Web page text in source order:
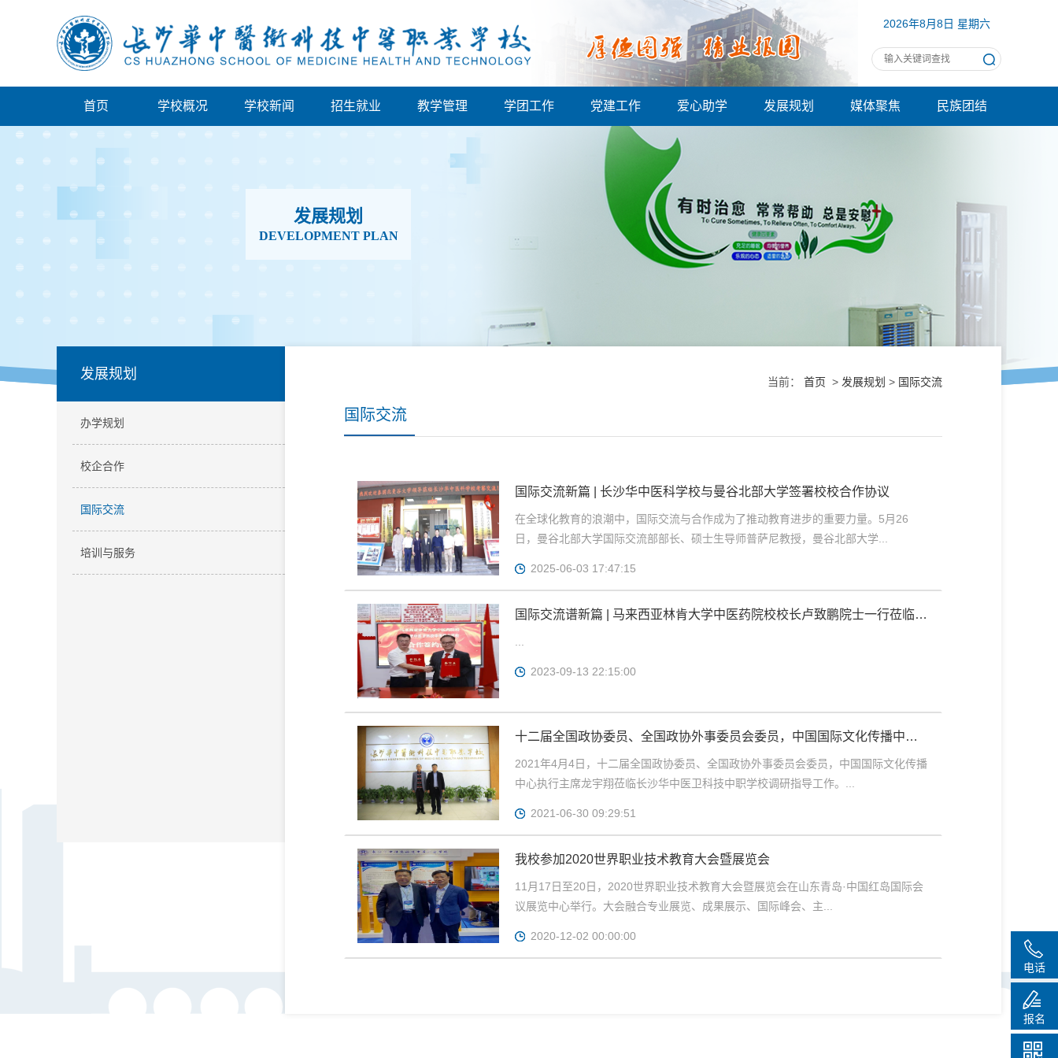
2026年8月8日 星期六
首页 学校概况 学校新闻 招生就业 教学管理 学团工作 党建工作 爱心助学 发展规划 媒体聚焦 民族团结
发展规划
DEVELOPMENT PLAN
发展规划
办学规划
校企合作
国际交流
培训与服务
当前： 首页 > 发展规划 > 国际交流
国际交流
国际交流新篇 | 长沙华中医科学校与曼谷北部大学签署校校合作协议
在全球化教育的浪潮中，国际交流与合作成为了推动教育进步的重要力量。5月26
日，曼谷北部大学国际交流部部长、硕士生导师普萨尼教授，曼谷北部大学...
2025-06-03 17:47:15
国际交流谱新篇 | 马来西亚林肯大学中医药院校校长卢致鹏院士一行莅临我
2023-09-13 22:15:00
十二届全国政协委员、全国政协外事委员会委员，中国国际文化传播中心
执行主席龙宇翔莅临我校调研指导工作！
2021年4月4日，十二届全国政协委员、全国政协外事委员会委员，中国国际文化传播
中心执行主席龙宇翔莅临长沙华中医卫科技中职学校调研指导工作。...
2021-06-30 09:29:51
我校参加2020世界职业技术教育大会暨展览会
11月17日至20日，2020世界职业技术教育大会暨展览会在山东青岛·中国红岛国际会
议展览中心举行。大会融合专业展览、成果展示、国际峰会、主...
2020-12-02 00:00:00
电话
报名